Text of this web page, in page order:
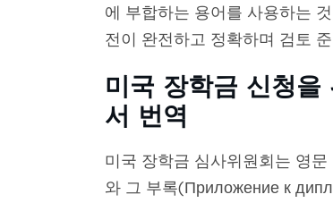
에 부합하는 용어를 사용하는
전이 완전하고 정확하며 검토
미국 장학금 신청을
서 번역
미국 장학금 심사위원회는 영
와 그 부록(Приложение к